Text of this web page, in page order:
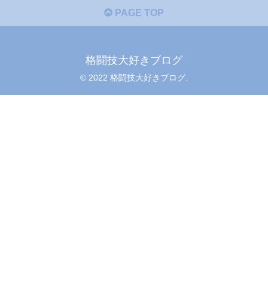
PAGE TOP
格闘技大好きブログ
© 2022 格闘技大好きブログ.